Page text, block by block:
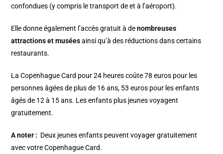
confondues (y compris le transport de et à l’aéroport).
Elle donne également l’accès gratuit à denombreuses
attractions et muséesainsi qu’à des réductions dans certains
restaurants.
La Copenhague Card pour 24 heures coûte 78 euros pour les
personnes âgées de plus de 16 ans, 53 euros pour les enfants
âgés de 12 à 15 ans. Les enfants plus jeunes voyagent
gratuitement.
A noter : Deux jeunes enfants peuvent voyager gratuitement
avec votre Copenhague Card.